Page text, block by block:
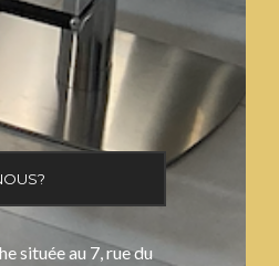
située au 7, rue du